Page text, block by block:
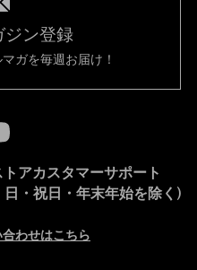
ジン登録
ガを毎週お届け！
アカスタマーサポート
・祝日・年末年始を除く)
わせはこちら